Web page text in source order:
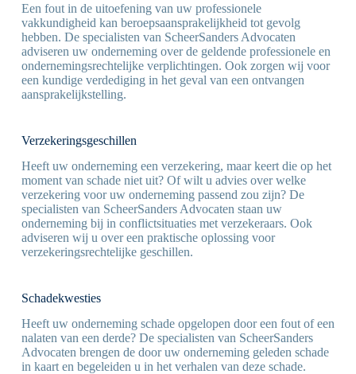
Een fout in de uitoefening van uw professionele
vakkundigheid kan beroepsaansprakelijkheid tot gevolg
hebben. De specialisten van ScheerSanders Advocaten
adviseren uw onderneming over de geldende professionele en
ondernemingsrechtelijke verplichtingen. Ook zorgen wij voor
een kundige verdediging in het geval van een ontvangen
aansprakelijkstelling.
Verzekeringsgeschillen
Heeft uw onderneming een verzekering, maar keert die op het
moment van schade niet uit? Of wilt u advies over welke
verzekering voor uw onderneming passend zou zijn? De
specialisten van ScheerSanders Advocaten staan uw
onderneming bij in conflictsituaties met verzekeraars. Ook
adviseren wij u over een praktische oplossing voor
verzekeringsrechtelijke geschillen.
Schadekwesties
Heeft uw onderneming schade opgelopen door een fout of een
nalaten van een derde? De specialisten van ScheerSanders
Advocaten brengen de door uw onderneming geleden schade
in kaart en begeleiden u in het verhalen van deze schade.